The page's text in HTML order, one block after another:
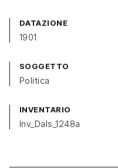
DATAZIONE
1901
SOGGETTO
Politica
INVENTARIO
Inv_Dals_1248a